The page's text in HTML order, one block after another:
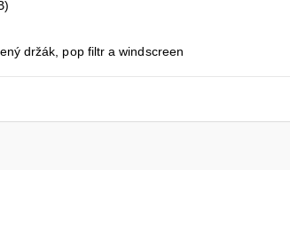
držák, pop filtr a windscreen